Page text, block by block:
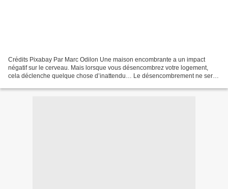
Crédits Pixabay Par Marc Odilon Une maison encombrante a un impact
négatif sur le cerveau. Mais lorsque vous désencombrez votre logement,
cela déclenche quelque chose d’inattendu… Le désencombrement ne sert